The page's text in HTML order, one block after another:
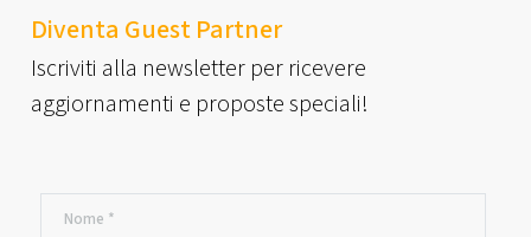
Diventa Guest Partner
Iscriviti alla newsletter per ricevere
aggiornamenti e proposte speciali!